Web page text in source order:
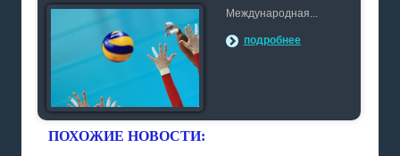
Международная...
подробнее
ПОХОЖИЕ НОВОСТИ: